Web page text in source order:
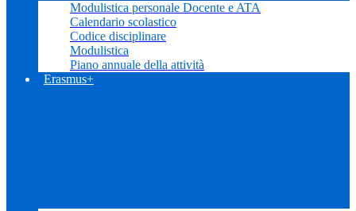
Modulistica personale Docente e ATA
Calendario scolastico
Codice disciplinare
Modulistica
Piano annuale della attività
Erasmus+